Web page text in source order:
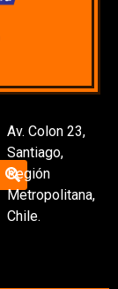
Av. Colon 23,
Santiago,
Región
Metropolitana,
Chile.